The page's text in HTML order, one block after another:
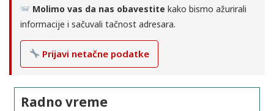
Molimo vas da nas obavestite kako bismo ažurirali
informacije i sačuvali tačnost adresara.
Prijavi netačne podatke
Radno vreme